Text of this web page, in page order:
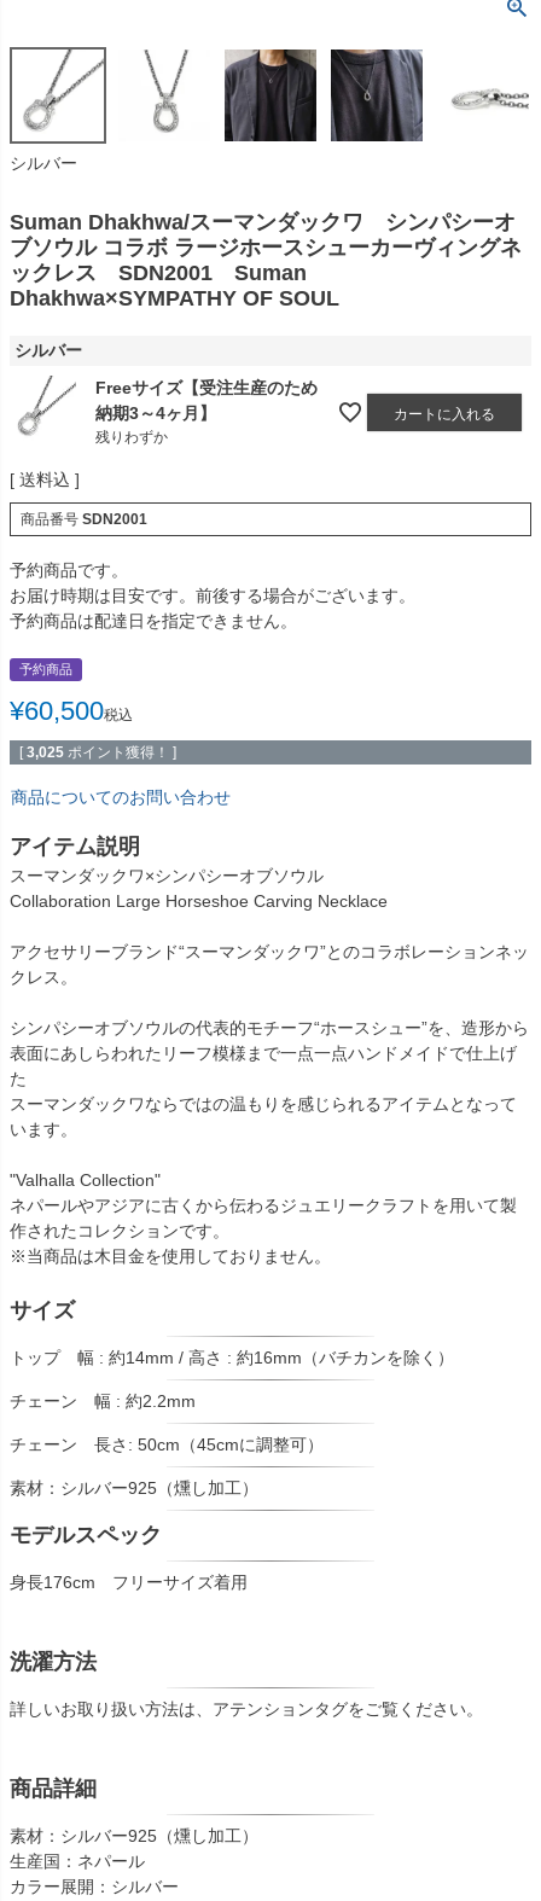
シルバー
Suman Dhakhwa/スーマンダックワ シンパシーオ
ブソウル コラボ ラージホースシューカーヴィングネ
ックレス SDN2001 Suman
Dhakhwa×SYMPATHY OF SOUL
シルバー
Freeサイズ【受注生産のため
納期3～4ヶ月】
残りわずか
カートに入れる
送料込
商品番号 SDN2001
予約商品です。
お届け時期は目安です。前後する場合がございます。
予約商品は配達日を指定できません。
予約商品
¥60,500税込
[ 3,025 ポイント獲得！ ]
商品についてのお問い合わせ
アイテム説明
スーマンダックワ×シンパシーオブソウル
Collaboration Large Horseshoe Carving Necklace
アクセサリーブランド“スーマンダックワ”とのコラボレーションネッ
クレス。
シンパシーオブソウルの代表的モチーフ“ホースシュー”を、造形から
表面にあしらわれたリーフ模様まで一点一点ハンドメイドで仕上げ
た
スーマンダックワならではの温もりを感じられるアイテムとなって
います。
"Valhalla Collection"
ネパールやアジアに古くから伝わるジュエリークラフトを用いて製
作されたコレクションです。
※当商品は木目金を使用しておりません。
サイズ
トップ 幅 : 約14mm / 高さ : 約16mm（バチカンを除く）
チェーン 幅 : 約2.2mm
チェーン 長さ: 50cm（45cmに調整可）
素材：シルバー925（燻し加工）
モデルスペック
身長176cm フリーサイズ着用
洗濯方法
詳しいお取り扱い方法は、アテンションタグをご覧ください。
商品詳細
素材：シルバー925（燻し加工）
生産国：ネパール
カラー展開：シルバー